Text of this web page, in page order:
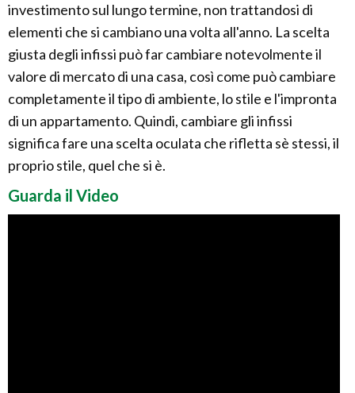
investimento sul lungo termine, non trattandosi di
elementi che si cambiano una volta all'anno. La scelta
giusta degli infissi può far cambiare notevolmente il
valore di mercato di una casa, così come può cambiare
completamente il tipo di ambiente, lo stile e l'impronta
di un appartamento. Quindi, cambiare gli infissi
significa fare una scelta oculata che rifletta sè stessi, il
proprio stile, quel che si è.
Guarda il Video